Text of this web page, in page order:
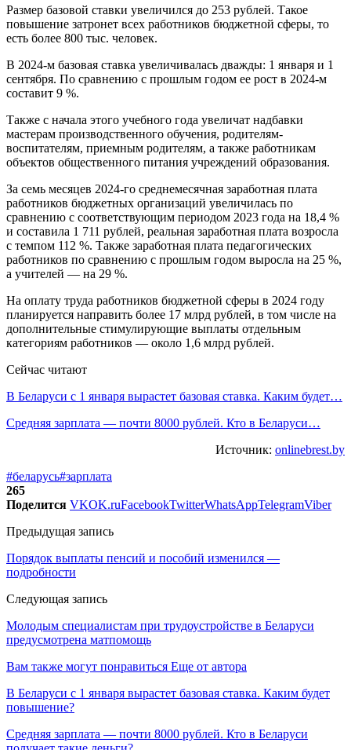
Размер базовой ставки увеличился до 253 рублей. Такое
повышение затронет всех работников бюджетной сферы, то
есть более 800 тыс. человек.
В 2024-м базовая ставка увеличивалась дважды: 1 января и 1
сентября. По сравнению с прошлым годом ее рост в 2024-м
составит 9 %.
Также с начала этого учебного года увеличат надбавки
мастерам производственного обучения, родителям-
воспитателям, приемным родителям, а также работникам
объектов общественного питания учреждений образования.
За семь месяцев 2024-го среднемесячная заработная плата
работников бюджетных организаций увеличилась по
сравнению с соответствующим периодом 2023 года на 18,4 %
и составила 1 711 рублей, реальная заработная плата возросла
с темпом 112 %. Также заработная плата педагогических
работников по сравнению с прошлым годом выросла на 25 %,
а учителей — на 29 %.
На оплату труда работников бюджетной сферы в 2024 году
планируется направить более 17 млрд рублей, в том числе на
дополнительные стимулирующие выплаты отдельным
категориям работников — около 1,6 млрд рублей.
Сейчас читают
В Беларуси с 1 января вырастет базовая ставка. Каким будет…
Средняя зарплата — почти 8000 рублей. Кто в Беларуси…
Источник: onlinebrest.by
#беларусь#зарплата
265
Поделится VKOK.ruFacebookTwitterWhatsAppTelegramViber
Предыдущая запись
Порядок выплаты пенсий и пособий изменился —
подробности
Следующая запись
Молодым специалистам при трудоустройстве в Беларуси
предусмотрена матпомощь
Вам также могут понравиться Еще от автора
В Беларуси с 1 января вырастет базовая ставка. Каким будет
повышение?
Средняя зарплата — почти 8000 рублей. Кто в Беларуси